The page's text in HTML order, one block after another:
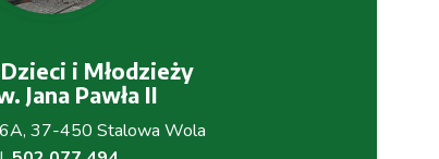
i Młodzieży
Jana Pawła II
37-450 Stalowa Wola